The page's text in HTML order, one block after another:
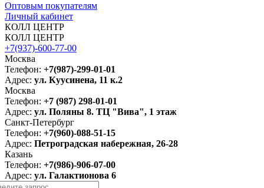
Оптовым покупателям
Личный кабинет
КОЛЛ ЦЕНТР
КОЛЛ ЦЕНТР
+7(937)-600-77-00
Москва
Телефон: +7(987)-299-01-01
Адрес: ул. Куусинена, 11 к.2
Москва
Телефон: +7 (987) 298-01-01
Адрес: ул. Поляны 8. ТЦ "Вива", 1 этаж
Санкт-Петербург
Телефон: +7(960)-088-51-15
Адрес: Петроградская набережная, 26-28
Казань
Телефон: +7(986)-906-07-00
Адрес: ул. Галактионова 6